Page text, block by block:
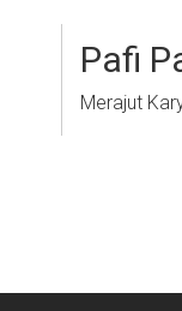
Pafi
Merajut